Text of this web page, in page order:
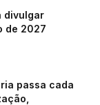
divulgar
de 2027
passa cada